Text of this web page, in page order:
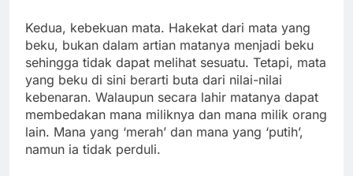
Kedua, kebekuan mata. Hakekat dari mata yang
beku, bukan dalam artian matanya menjadi beku
sehingga tidak dapat melihat sesuatu. Tetapi, mata
yang beku di sini berarti buta dari nilai-nilai
kebenaran. Walaupun secara lahir matanya dapat
membedakan mana miliknya dan mana milik orang
lain. Mana yang ‘merah’ dan mana yang ‘putih’,
namun ia tidak perduli.